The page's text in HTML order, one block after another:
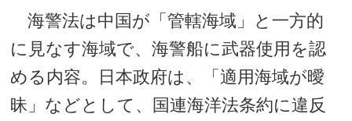
海警法は中国が「管轄海域」と一方的
に見なす海域で、海警船に武器使用を認
める内容。日本政府は、「適用海域が曖
昧」などとして、国連海洋法条約に違反